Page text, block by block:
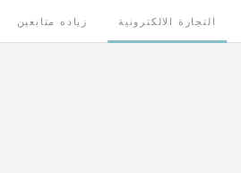
التجارة الالكترونية زياده متابعين